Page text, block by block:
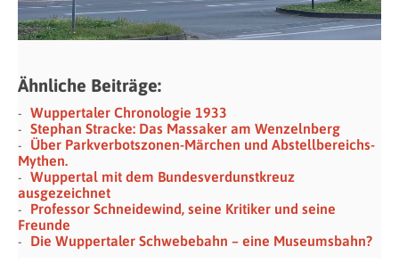
Ähnliche Beiträge:
Wuppertaler Chronologie 1933
Stephan Stracke: Das Massaker am Wenzelnberg
Über Parkverbotszonen-Märchen und Abstellbereichs-
Mythen.
Wuppertal mit dem Bundesverdunstkreuz
ausgezeichnet
Professor Schneidewind, seine Kritiker und seine
Freunde
Die Wuppertaler Schwebebahn – eine Museumsbahn?